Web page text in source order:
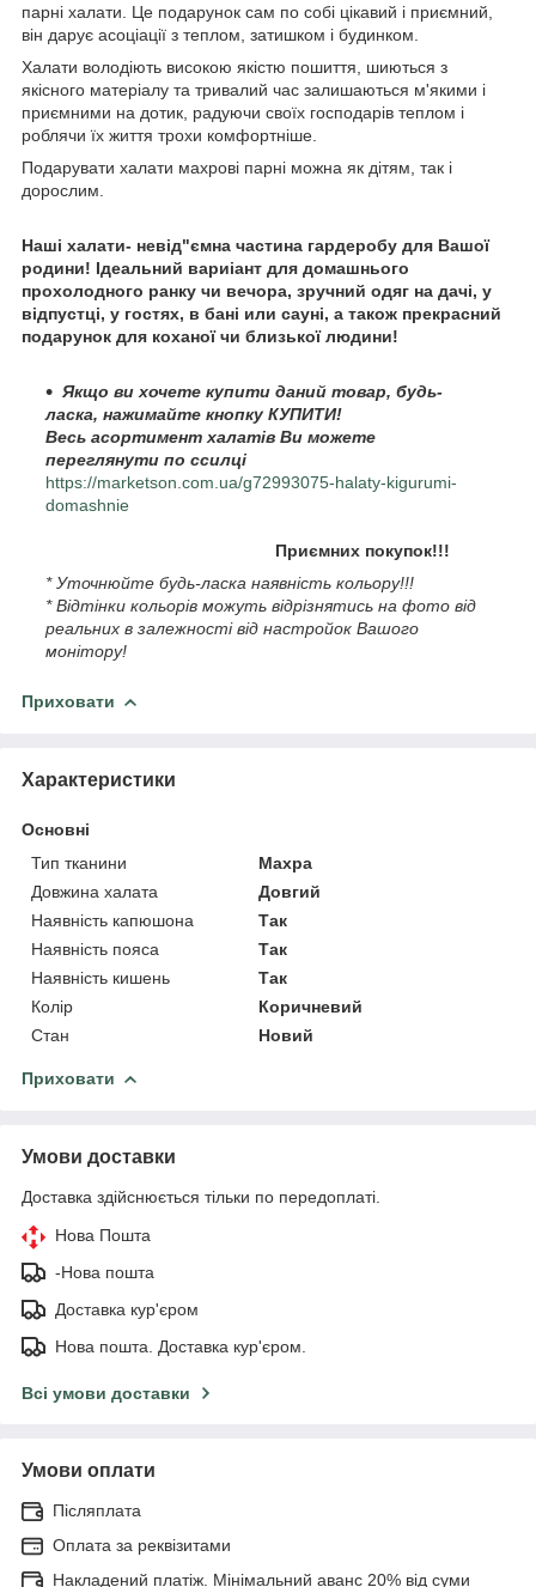
парні халати. Це подарунок сам по собі цікавий і приємний,
він дарує асоціації з теплом, затишком і будинком.
Халати володіють високою якістю пошиття, шиються з
якісного матеріалу та тривалий час залишаються м'якими і
приємними на дотик, радуючи своїх господарів теплом і
роблячи їх життя трохи комфортніше.
Подарувати халати махрові парні можна як дітям, так і
дорослим.
Наші халати- невід"ємна частина гардеробу для Вашої
родини! Ідеальний вариіант для домашнього
прохолодного ранку чи вечора, зручний одяг на дачі, у
відпустці, у гостях, в бані или сауні, а також прекрасний
подарунок для коханої чи близької людини!
Якщо ви хочете купити даний товар, будь-
ласка, нажимайте кнопку КУПИТИ!
Весь асортимент халатів Ви можете
переглянути по ссилці
https://marketson.com.ua/g72993075-halaty-kigurumi-
domashnie
Приємних покупок!!!
* Уточнюйте будь-ласка наявність кольору!!!
* Відтінки кольорів можуть відрізнятись на фото від
реальних в залежності від настройок Вашого
монітору!
Приховати
Характеристики
Основні
Тип тканини
Махра
Довжина халата
Довгий
Наявність капюшона
Так
Наявність пояса
Так
Наявність кишень
Так
Колір
Коричневий
Стан
Новий
Приховати
Умови доставки
Доставка здійснюється тільки по передоплаті.
Нова Пошта
-Нова пошта
Доставка кур'єром
Нова пошта. Доставка кур'єром.
Всі умови доставки
Умови оплати
Післяплата
Оплата за реквізитами
Накладений платіж. Мінімальний аванс 20% від суми